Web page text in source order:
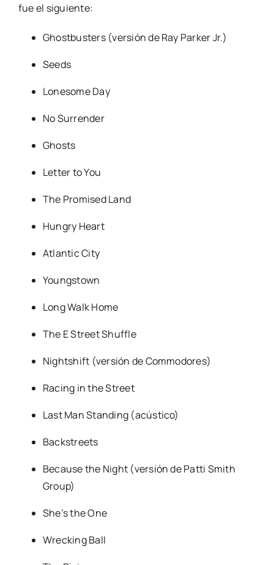
fue el siguiente:
Ghostbusters (versión de Ray Parker Jr.)
Seeds
Lonesome Day
No Surrender
Ghosts
Letter to You
The Promised Land
Hungry Heart
Atlantic City
Youngstown
Long Walk Home
The E Street Shuffle
Nightshift (versión de Commodores)
Racing in the Street
Last Man Standing (acústico)
Backstreets
Because the Night (versión de Patti Smith
Group)
She’s the One
Wrecking Ball